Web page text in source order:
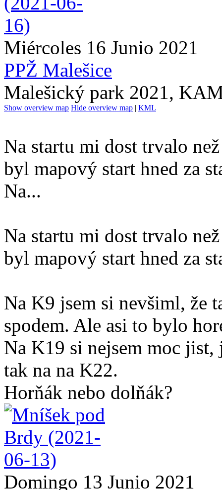
Miércoles 16 Junio 2021
PPŽ Malešice
Malešický park 2021,
Show overview map Hide overview map | KML
Na startu mi dost trvalo
byl mapový start hned za
Na...
Na startu mi dost trvalo
byl mapový start hned za
Na K9 jsem si nevšiml, že
spodem. Ale asi to bylo
Na K19 si nejsem moc
tak na na K22.
Horňák nebo dolňák?
Domingo 13 Junio 2021